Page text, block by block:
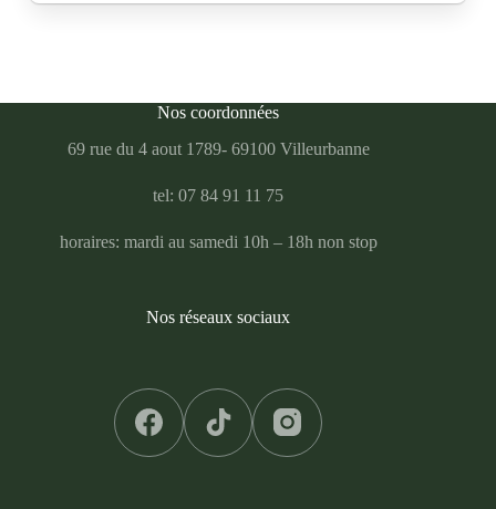
Nos coordonnées
69 rue du 4 aout 1789- 69100 Villeurbanne
tel: 07 84 91 11 75
horaires: mardi au samedi 10h – 18h non stop
Nos réseaux sociaux